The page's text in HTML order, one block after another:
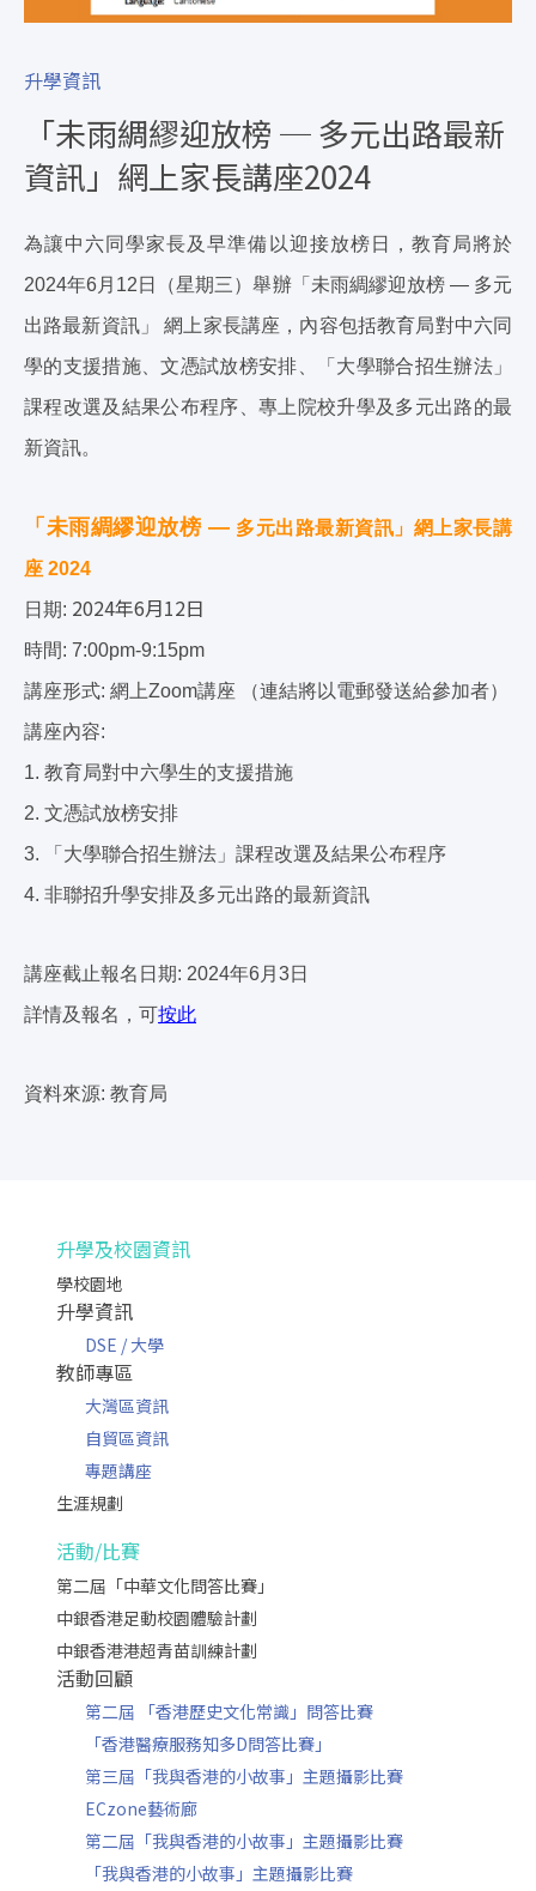
升學資訊
「未雨綢繆迎放榜 ─ 多元出路最新
資訊」網上家長講座2024
為讓中六同學家長及早準備以迎接放榜日，教育局將於
2024年6月12日（星期三）舉辦「未雨綢繆迎放榜 — 多元
出路最新資訊」 網上家長講座，內容包括教育局對中六同
學的支援措施、文憑試放榜安排、「大學聯合招生辦法」
課程改選及結果公布程序、專上院校升學及多元出路的最
新資訊。
「未雨綢繆迎放榜 — 多元出路最新資訊」網上家長講
座 2024
日期: 2024年6月12日
時間: 7:00pm-9:15pm
講座形式: 網上Zoom講座 （連結將以電郵發送給參加者）
講座內容:
1. 教育局對中六學生的支援措施
2. 文憑試放榜安排
3. 「大學聯合招生辦法」課程改選及結果公布程序
4. 非聯招升學安排及多元出路的最新資訊
講座截止報名日期: 2024年6月3日
詳情及報名，可按此
資料來源: 教育局
升學及校園資訊
學校園地
升學資訊
DSE / 大學
教師專區
大灣區資訊
自貿區資訊
專題講座
生涯規劃
活動/比賽
第二屆「中華文化問答比賽」
中銀香港足動校園體驗計劃
中銀香港港超青苗訓練計劃
活動回顧
第二屆 「香港歷史文化常識」問答比賽
「香港醫療服務知多D問答比賽」
第三屆「我與香港的小故事」主題攝影比賽
ECzone藝術廊
第二屆「我與香港的小故事」主題攝影比賽
「我與香港的小故事」主題攝影比賽